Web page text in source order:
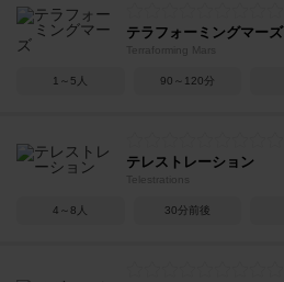
テラフォーミングマーズ
Terraforming Mars
1～5人 90～120分
テレストレーション
4～8人 30分前後